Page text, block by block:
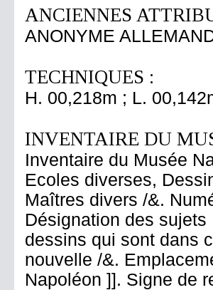
ANCIENNES
ANONYME
TECHNIQUES :
H. 00,218m ; L.
INVENTAIRE DU
Inventaire du Musée
Ecoles diverses,
Maîtres divers /&.
Désignation des
dessins qui sont dans
nouvelle /&.
Napoléon ]]. Signe de